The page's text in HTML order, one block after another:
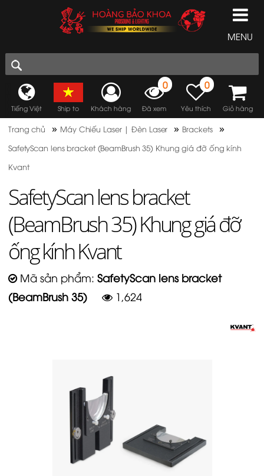
MENU
Tiếng Việt Ship to Khách hàng
0
Đã xem
0
Yêu thích Giỏ hàng
Trang chủ » Máy Chiếu Laser | Đèn Laser » Brackets »
SafetyScan lens bracket (BeamBrush 35) Khung giá đỡ ống kính
Kvant
SafetyScan lens bracket
(BeamBrush 35) Khung giá đỡ
ống kính Kvant
Mã sản phẩm: SafetyScan lens bracket
(BeamBrush 35)
1,624